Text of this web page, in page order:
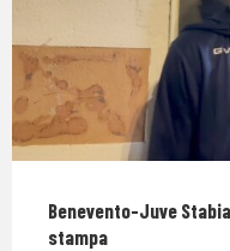
Benevento-Juve
stampa